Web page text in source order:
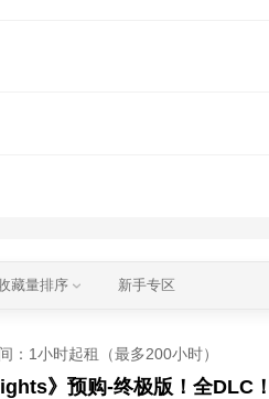
藏量排序 新手专区
：1小时起租（最多200小时）
》预购-终极版！全DLC